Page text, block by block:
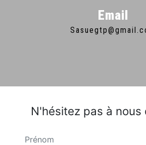
Email
N'hésitez pas à